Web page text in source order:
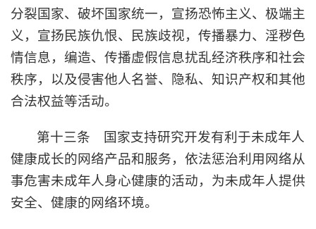
分裂国家、破坏国家统一，宣扬恐怖主义、极端主
义，宣扬民族仇恨、民族歧视，传播暴力、淫秽色
情信息，编造、传播虚假信息扰乱经济秩序和社会
秩序，以及侵害他人名誉、隐私、知识产权和其他
合法权益等活动。
第十三条 国家支持研究开发有利于未成年人
健康成长的网络产品和服务，依法惩治利用网络从
事危害未成年人身心健康的活动，为未成年人提供
安全、健康的网络环境。